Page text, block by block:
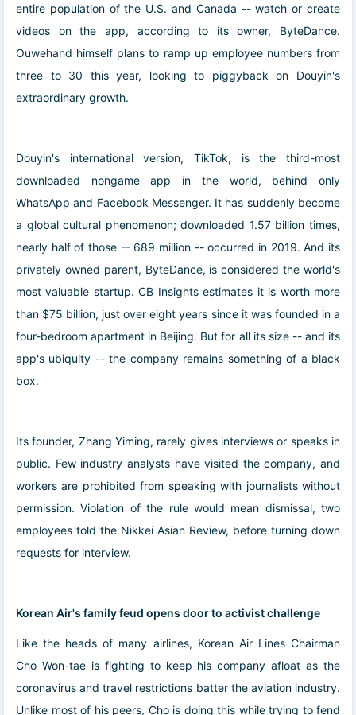
entire population of the U.S. and Canada -- watch or create
videos on the app, according to its owner, ByteDance.
Ouwehand himself plans to ramp up employee numbers from
three to 30 this year, looking to piggyback on Douyin's
extraordinary growth.
Douyin's international version, TikTok, is the third-most
downloaded nongame app in the world, behind only
WhatsApp and Facebook Messenger. It has suddenly become
a global cultural phenomenon; downloaded 1.57 billion times,
nearly half of those -- 689 million -- occurred in 2019. And its
privately owned parent, ByteDance, is considered the world's
most valuable startup. CB Insights estimates it is worth more
than $75 billion, just over eight years since it was founded in a
four-bedroom apartment in Beijing. But for all its size -- and its
app's ubiquity -- the company remains something of a black
box.
Its founder, Zhang Yiming, rarely gives interviews or speaks in
public. Few industry analysts have visited the company, and
workers are prohibited from speaking with journalists without
permission. Violation of the rule would mean dismissal, two
employees told the Nikkei Asian Review, before turning down
requests for interview.
Korean Air's family feud opens door to activist challenge
Like the heads of many airlines, Korean Air Lines Chairman
Cho Won-tae is fighting to keep his company afloat as the
coronavirus and travel restrictions batter the aviation industry.
Unlike most of his peers, Cho is doing this while trying to fend